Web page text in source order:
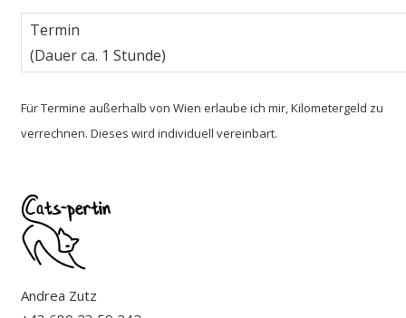
Termin
(Dauer ca. 1 Stunde)
Für Termine außerhalb von Wien erlaube ich mir, Kilometergeld zu
verrechnen. Dieses wird individuell vereinbart.
Andrea Zutz